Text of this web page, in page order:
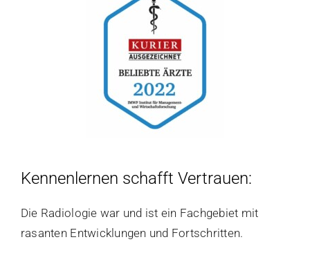
Kennenlernen schafft Vertrauen:
Die Radiologie war und ist ein Fachgebiet mit
rasanten Entwicklungen und Fortschritten.